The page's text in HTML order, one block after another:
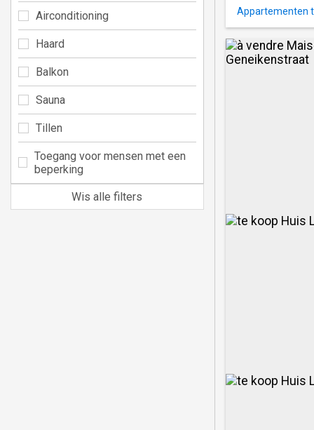
Appartementen
Airconditioning
Haard
Balkon
Sauna
Tillen
Toegang voor mensen met een
beperking
Wis alle filters